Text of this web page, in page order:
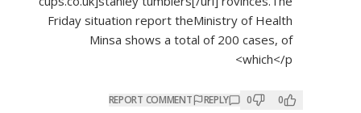
Friday situation report theMinistry of Health
Minsa shows a total of 200 cases, of
which</p>
REPLY
REPORT COMMENT